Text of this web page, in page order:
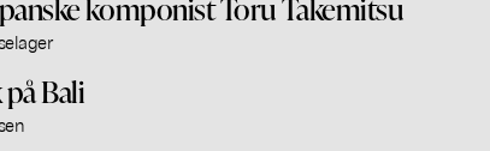
Bali